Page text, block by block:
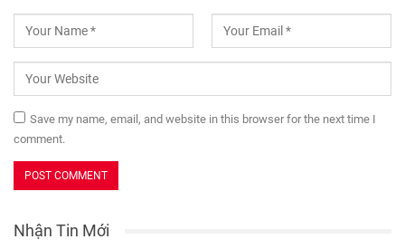
Save my name, email, and website in this browser for the next time I
comment.
Nhận Tin Mới